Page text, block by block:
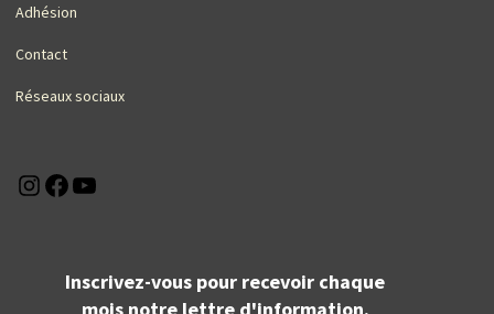
Adhésion
Contact
Réseaux sociaux
Instagram
Facebook
Inscrivez-vous pour recevoir chaque